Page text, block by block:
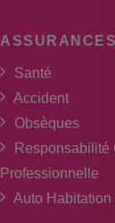
ASSURANCES
Santé
Accident
Obsèques
Responsabilité
Professionnelle
Auto Habitation